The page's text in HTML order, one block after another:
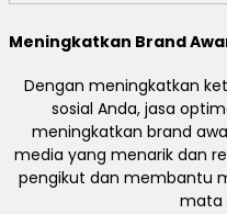
Meningkatkan Brand
Dengan meningkatkan
sosial Anda, jasa
meningkatkan brand
media yang menarik dan
pengikut dan membantu
mata